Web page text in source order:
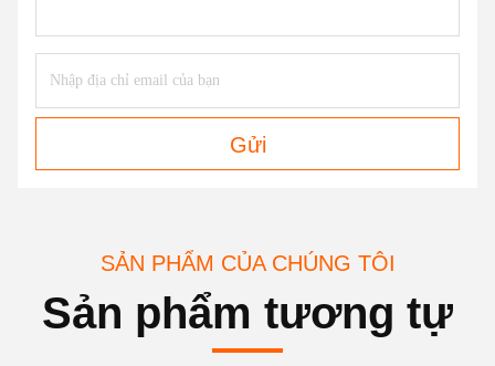
Gửi
SẢN PHẨM CỦA CHÚNG TÔI
Sản phẩm tương tự